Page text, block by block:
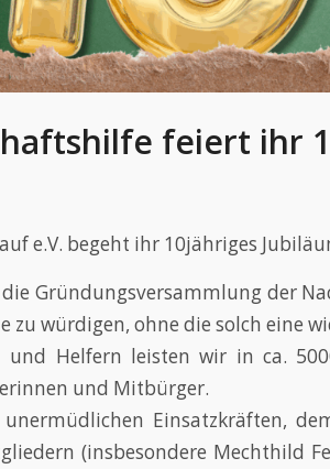
feiert ihr
e.V. begeht ihr 10jähriges
Gründungsversammlung der
zu würdigen, ohne die solch eine
Helfern leisten wir in ca.
und Mitbürger.
Einsatzkräften,
(insbesondere Mechthild